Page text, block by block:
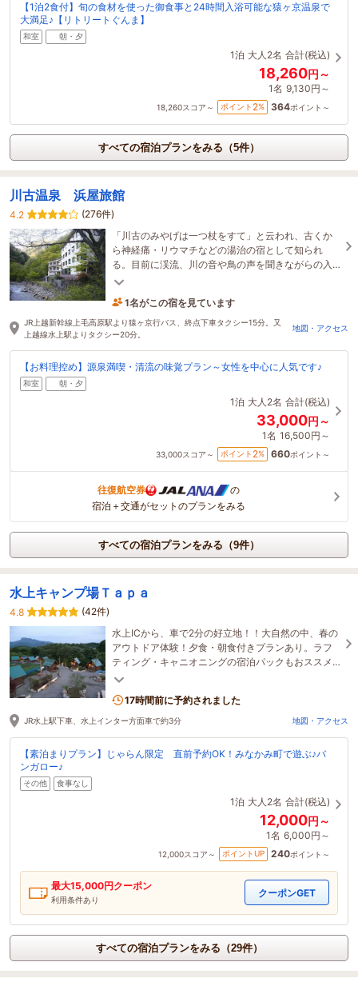
【1泊2食付】旬の食材を使った御食事と24時間入浴可能な猿ヶ京温泉で
大満足♪【リトリートぐんま】
和室 朝・夕
1泊 大人2名 合計(税込)
18,260円～
1名 9,130円～
18,260スコア～ ポイント 2% 364ポイント～
すべての宿泊プランをみる（5件）
川古温泉 浜屋旅館
4.2
(276件)
「川古のみやげは一つ杖をすて」と云われ、古くか
ら神経痛・リウマチなどの湯治の宿として知られ
る。目前に渓流、川の音や鳥の声を聞きながらの入
浴はきっと心身を癒してくれることでしょう。
13時間前に予約されました
JR上越新幹線上毛高原駅より猿ヶ京行バス、終点下車タクシー15分。又
上越線水上駅よりタクシー20分。
地図・アクセス
【お料理控め】源泉満喫・清流の味覚プラン～女性を中心に人気です♪
和室 朝・夕
1泊 大人2名 合計(税込)
33,000円～
1名 16,500円～
33,000スコア～ ポイント 2% 660ポイント～
往復航空券
の
宿泊＋交通がセットのプランをみる
すべての宿泊プランをみる（9件）
水上キャンプ場Ｔａｐａ
4.8
(42件)
水上ICから、車で2分の好立地！！大自然の中、春の
アウトドア体験！夕食・朝食付きプランあり。ラフ
ティング・キャニオニングの宿泊パックもおススメ
☆バンガローに泊まれるキャンプ場ＴＡＰＡ
17時間前に予約されました
JR水上駅下車、水上インター方面車で約3分 地図・アクセス
【素泊まりプラン】じゃらん限定 直前予約OK！みなかみ町で遊ぶ♪バ
ンガロー♪
その他 食事なし
1泊 大人2名 合計(税込)
12,000円～
1名 6,000円～
12,000スコア～ ポイントUP 240ポイント～
最大15,000円クーポン
利用条件あり
クーポンGET
すべての宿泊プランをみる（29件）